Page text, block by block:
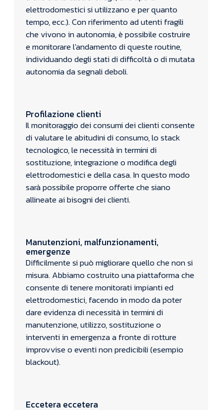
elettrodomestici si utilizzano e per quanto
tempo, ecc.). Con riferimento ad utenti fragili
che vivono in autonomia, è possibile costruire
e monitorare l'andamento di queste routine,
individuando degli stati di difficoltà o di mutata
autonomia da segnali deboli.
Profilazione clienti
Il monitoraggio dei consumi dei clienti consente
di valutare le abitudini di consumo, lo stack
tecnologico, le necessità in termini di
sostituzione, integrazione o modifica degli
elettrodomestici e della casa. In questo modo
sarà possibile proporre offerte che siano
allineate ai bisogni dei clienti.
Manutenzioni, malfunzionamenti,
emergenze
Difficilmente si può migliorare quello che non si
misura. Abbiamo costruito una piattaforma che
consente di tenere monitorati impianti ed
elettrodomestici, facendo in modo da poter
dare evidenza di necessità in termini di
manutenzione, utilizzo, sostituzione o
interventi in emergenza a fronte di rotture
improvvise o eventi non predicibili (esempio
blackout).
Eccetera eccetera